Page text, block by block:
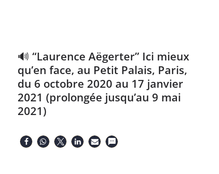
🔊 “Laurence Aëgerter” Ici mieux
qu’en face, au Petit Palais, Paris,
du 6 octobre 2020 au 17 janvier
2021 (prolongée jusqu’au 9 mai
2021)